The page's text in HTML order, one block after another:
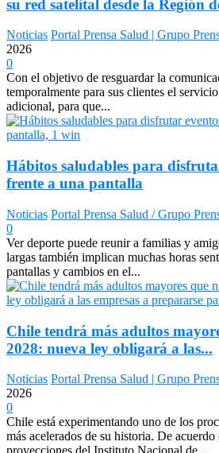
su red satelital desde la Región
Noticias Portal Prensa Salud | Grupo
2026
0
Con el objetivo de resguardar la
temporalmente para sus clientes el
adicional, para que...
Hábitos saludables para
frente a una pantalla
Noticias Portal Prensa Salud / Grupo
0
Ver deporte puede reunir a familias y
largas también implican muchas horas
pantallas y cambios en el...
Chile tendrá más adultos
2028: nueva ley obligará a las...
Noticias Portal Prensa Salud | Grupo
2026
0
Chile está experimentando uno de los
más acelerados de su historia. De